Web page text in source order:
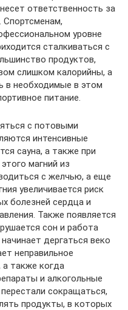
ответственность за
Спортсменам,
уровне
сталкиваться с
продуктов,
слишком калорийны, а
в необходимые в этом
питание.
с потовыми
интенсивные
сауна, а также при
магний из
с желчью, а еще
увеличивается риск
болезней сердца и
Также появляется
сон и работа
дергаться веко
неправильное
также когда
и алкогольные
сокращаться,
продукты, в которых